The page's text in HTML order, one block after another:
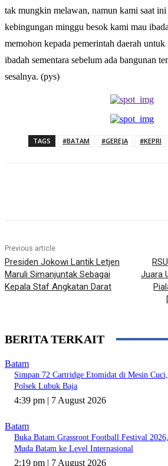
tak mungkin melawan, namun kami saat ini
kebingungan minggu besok kami mau
memohon kepada pemerintah daerah
ibadah sementara sebelum ada bangunan
sesalnya. (pys)
TAGS #BATAM #GEREJA #KEPRI
Previous article
Presiden Jokowi Lantik Letjen
Maruli Simanjuntak Sebagai
Kepala Staf Angkatan Darat
Juara
BERITA TERKAIT
Batam
Simpan 72 Cartridge Etomidat di Mesin
Polsek Lubuk Baja
4:39 pm | 7 August 2026
Batam
Buka Batam Grassroot Football Festival
Muda Batam ke Level Internasional
2:19 pm | 7 August 2026